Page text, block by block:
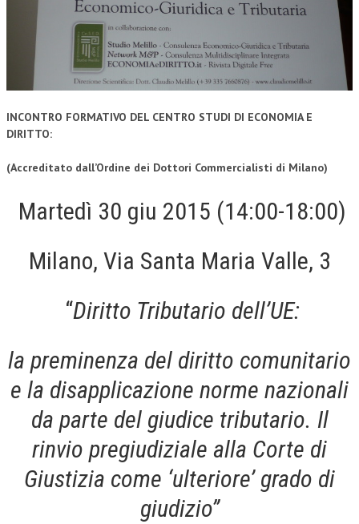
CORSI CE.S.E.D.
ARCHIVIO CORSI 2015
DIVENTA SOCIO
BROCHURE CE.S.E.D.
COMITATO SCIENTIFICO
REDAZIONE
PEER REVIEW
AUTORI
COLLABORA CON NOI
ECONOMIA
CORPORATE SOCIAL RESPONSIBILITY
ECONOMIA DELL’ARTE
INTERNAZIONALIZZAZIONE
INCONTRO FORMATIVO DEL CENTRO STUDI DI ECONOMIA E
DIRITTO:
(Accreditato dall’Ordine dei Dottori Commercialisti di Milano)
Martedì 30 giu 2015 (14:00-18:00)
Milano, Via Santa Maria Valle, 3
“Diritto Tributario dell’UE:
la preminenza del diritto comunitario
e la disapplicazione norme nazionali
da parte del giudice tributario. Il
rinvio pregiudiziale alla Corte di
Giustizia come ‘ulteriore’ grado di
giudizio”